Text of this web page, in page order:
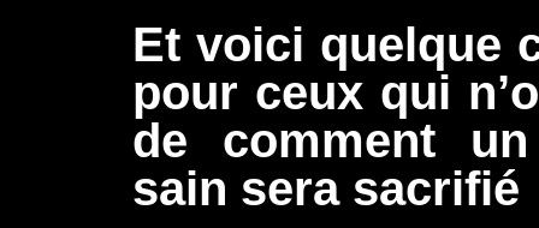
Et voici quelque
pour ceux qui
de comment
sain sera sacrifié